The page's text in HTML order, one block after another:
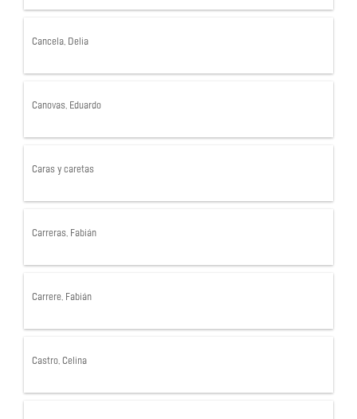
Cancela, Delia
Canovas, Eduardo
Caras y caretas
Carreras, Fabián
Carrere, Fabián
Castro, Celina